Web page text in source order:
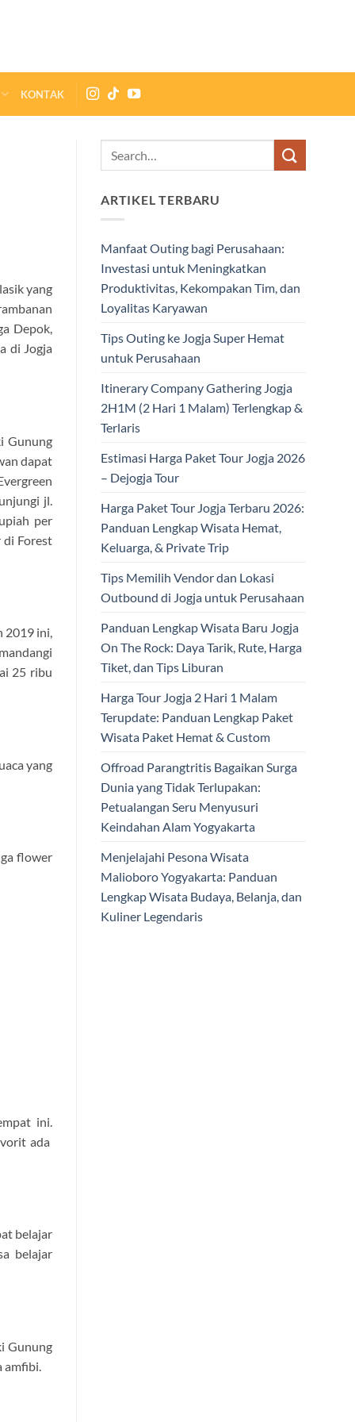
KONTAK
yang
Depok,
di Jogja
Gunung
dapat
jl.
per
di Forest
2019 ini,
25 ribu
yang
flower
ini.
ada
belajar
belajar
Gunung
ARTIKEL TERBARU
Manfaat Outing bagi Perusahaan:
Investasi untuk Meningkatkan
Produktivitas, Kekompakan Tim, dan
Loyalitas Karyawan
Tips Outing ke Jogja Super Hemat
untuk Perusahaan
Itinerary Company Gathering Jogja
2H1M (2 Hari 1 Malam) Terlengkap &
Terlaris
Estimasi Harga Paket Tour Jogja 2026
– Dejogja Tour
Harga Paket Tour Jogja Terbaru 2026:
Panduan Lengkap Wisata Hemat,
Keluarga, & Private Trip
Tips Memilih Vendor dan Lokasi
Outbound di Jogja untuk Perusahaan
Panduan Lengkap Wisata Baru Jogja
On The Rock: Daya Tarik, Rute, Harga
Tiket, dan Tips Liburan
Harga Tour Jogja 2 Hari 1 Malam
Terupdate: Panduan Lengkap Paket
Wisata Paket Hemat & Custom
Offroad Parangtritis Bagaikan Surga
Dunia yang Tidak Terlupakan:
Petualangan Seru Menyusuri
Keindahan Alam Yogyakarta
Menjelajahi Pesona Wisata
Malioboro Yogyakarta: Panduan
Lengkap Wisata Budaya, Belanja, dan
Kuliner Legendaris